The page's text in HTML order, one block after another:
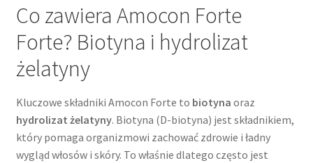
Co zawiera Amocon Forte
Forte? Biotyna i hydrolizat
żelatyny
Kluczowe składniki Amocon Forte to biotyna oraz
hydrolizat żelatyny. Biotyna (D-biotyna) jest składnikiem,
który pomaga organizmowi zachować zdrowie i ładny
wygląd włosów i skóry. To właśnie dlatego często jest